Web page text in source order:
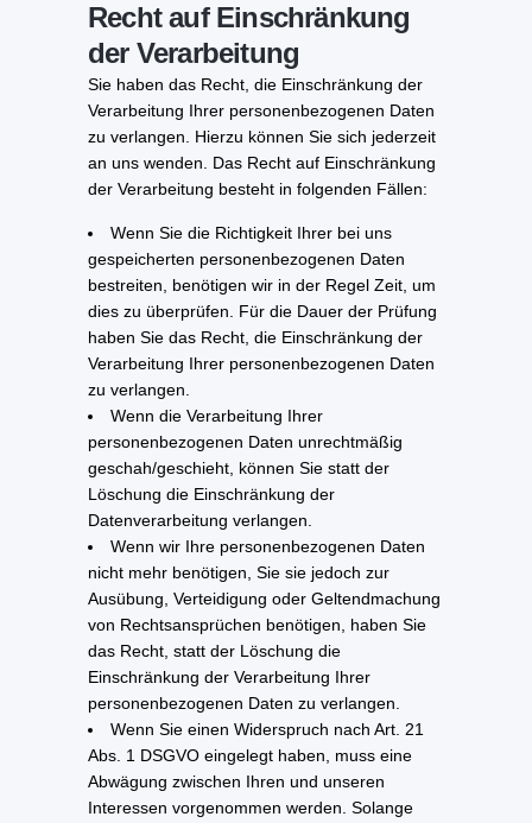
Recht auf Einschränkung
der Verarbeitung
Sie haben das Recht, die Einschränkung der
Verarbeitung Ihrer personenbezogenen Daten
zu verlangen. Hierzu können Sie sich jederzeit
an uns wenden. Das Recht auf Einschränkung
der Verarbeitung besteht in folgenden Fällen:
Wenn Sie die Richtigkeit Ihrer bei uns
gespeicherten personenbezogenen Daten
bestreiten, benötigen wir in der Regel Zeit, um
dies zu überprüfen. Für die Dauer der Prüfung
haben Sie das Recht, die Einschränkung der
Verarbeitung Ihrer personenbezogenen Daten
zu verlangen.
Wenn die Verarbeitung Ihrer
personenbezogenen Daten unrechtmäßig
geschah/geschieht, können Sie statt der
Löschung die Einschränkung der
Datenverarbeitung verlangen.
Wenn wir Ihre personenbezogenen Daten
nicht mehr benötigen, Sie sie jedoch zur
Ausübung, Verteidigung oder Geltendmachung
von Rechtsansprüchen benötigen, haben Sie
das Recht, statt der Löschung die
Einschränkung der Verarbeitung Ihrer
personenbezogenen Daten zu verlangen.
Wenn Sie einen Widerspruch nach Art. 21
Abs. 1 DSGVO eingelegt haben, muss eine
Abwägung zwischen Ihren und unseren
Interessen vorgenommen werden. Solange